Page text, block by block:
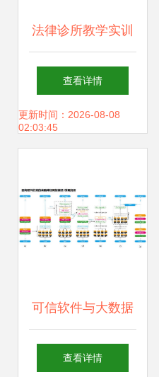
法律诊所教学实训
软件的研究与开发
以法源软件为例
查看详情
更新时间：2026-08-08
02:03:45
可信软件与大数据
研究部 教育软件的
查看详情